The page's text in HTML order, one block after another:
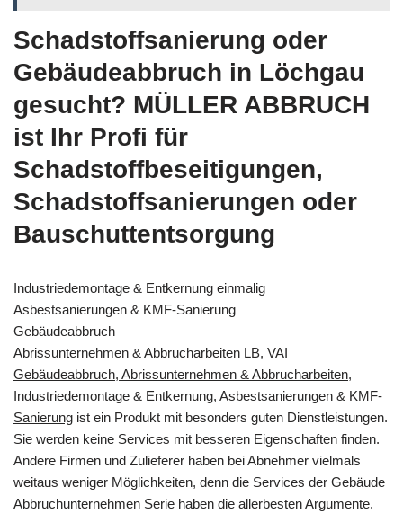
Schadstoffsanierung oder
Gebäudeabbruch in Löchgau
gesucht? MÜLLER ABBRUCH
ist Ihr Profi für
Schadstoffbeseitigungen,
Schadstoffsanierungen oder
Bauschuttentsorgung
Industriedemontage & Entkernung einmalig
Asbestsanierungen & KMF-Sanierung
Gebäudeabbruch
Abrissunternehmen & Abbrucharbeiten LB, VAI
Gebäudeabbruch, Abrissunternehmen & Abbrucharbeiten,
Industriedemontage & Entkernung, Asbestsanierungen & KMF-
Sanierung ist ein Produkt mit besonders guten Dienstleistungen.
Sie werden keine Services mit besseren Eigenschaften finden.
Andere Firmen und Zulieferer haben bei Abnehmer vielmals
weitaus weniger Möglichkeiten, denn die Services der Gebäude
Abbruchunternehmen Serie haben die allerbesten Argumente.